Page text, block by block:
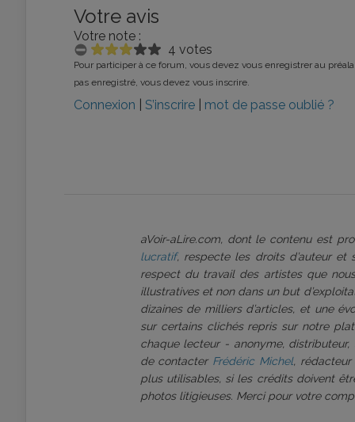
Votre avis
Votre note :
4 votes
Pour participer à ce forum, vous devez vous enregistrer au
pas enregistré, vous devez vous inscrire.
Connexion S’inscrire mot de passe oublié ?
aVoir-aLire.com, dont le contenu est
lucratif, respecte les droits d’auteur et
respect du travail des artistes que
illustratives et non dans un but
dizaines de milliers d’articles, et une
sur certains clichés repris sur notre
chaque lecteur - anonyme,
de contacter Frédéric Michel, rédacteur
plus utilisables, si les crédits doivent
photos litigieuses. Merci pour votre